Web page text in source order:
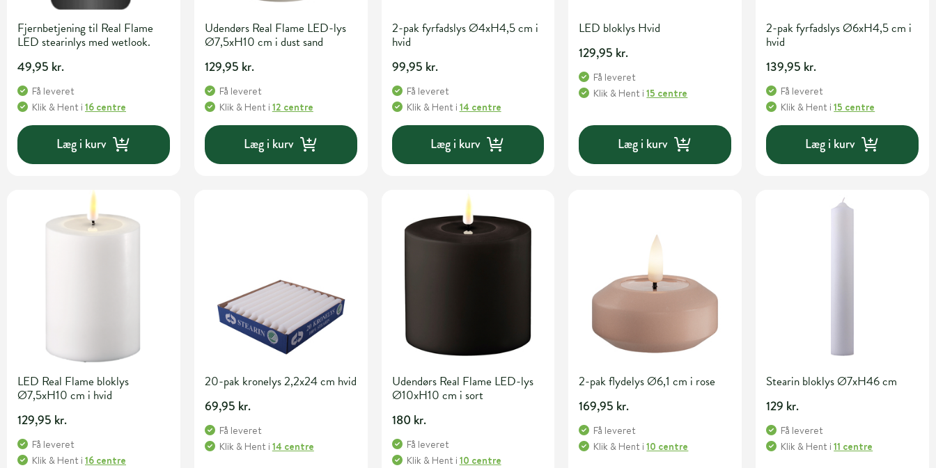
Fjernbetjening til Real Flame
LED stearinlys med wetlook.
49,95 kr.
Få leveret
Klik & Hent i 16 centre
Læg i kurv
Udendørs Real Flame LED-lys
Ø7,5xH10 cm i dust sand
129,95 kr.
Få leveret
Klik & Hent i 12 centre
Læg i kurv
2-pak fyrfadslys Ø4xH4,5 cm i
hvid
99,95 kr.
Få leveret
Klik & Hent i 14 centre
Læg i kurv
LED bloklys Hvid
129,95 kr.
Få leveret
Klik & Hent i15 centre
Læg i kurv
2-pak fyrfadslys Ø6xH4,5 cm i
hvid
139,95 kr.
Få leveret
Klik & Hent i15 centre
Læg i kurv
LED Real Flame bloklys
Ø7,5xH10 cm i hvid
129,95 kr.
Få leveret
Klik & Hent i 16 centre
20-pak kronelys 2,2x24 cm hvid
69,95 kr.
Få leveret
Klik & Hent i 14 centre
Udendørs Real Flame LED-lys
Ø10xH10 cm i sort
180 kr.
Få leveret
Klik & Hent i 10 centre
2-pak flydelys Ø6,1 cm i rose
169,95 kr.
Få leveret
Klik & Hent i10 centre
Stearin bloklys Ø7xH46 cm
129 kr.
Få leveret
Klik & Hent i11 centre